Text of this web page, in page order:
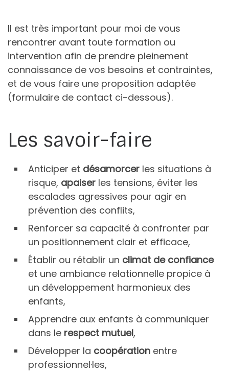
Il est très important pour moi de vous
rencontrer avant toute formation ou
intervention afin de prendre pleinement
connaissance de vos besoins et contraintes,
et de vous faire une proposition adaptée
(formulaire de contact ci-dessous).
Les savoir-faire
Anticiper et désamorcer les situations à
risque, apaiser les tensions, éviter les
escalades agressives pour agir en
prévention des conflits,
Renforcer sa capacité à confronter par
un positionnement clair et efficace,
Établir ou rétablir un climat de confiance
et une ambiance relationnelle propice à
un développement harmonieux des
enfants,
Apprendre aux enfants à communiquer
dans le respect mutuel,
Développer la coopération entre
professionnel·les,